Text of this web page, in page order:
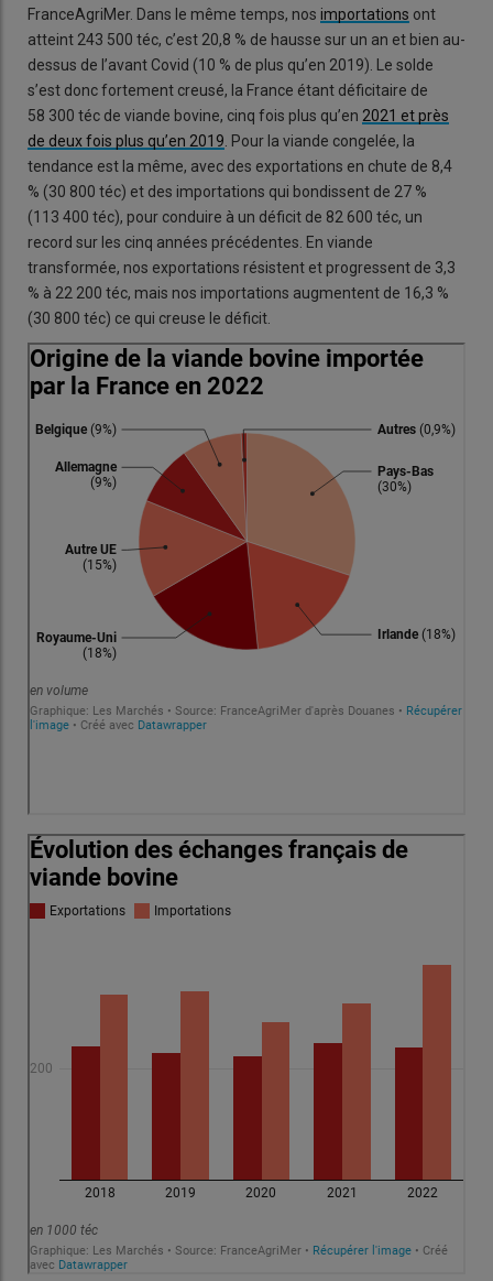
FranceAgriMer. Dans le même temps, nos importations ont
atteint 243 500 téc, c’est 20,8 % de hausse sur un an et bien au-
dessus de l’avant Covid (10 % de plus qu’en 2019). Le solde
s’est donc fortement creusé, la France étant déficitaire de
58 300 téc de viande bovine, cinq fois plus qu’en 2021 et près
de deux fois plus qu’en 2019 . Pour la viande congelée, la
tendance est la même, avec des exportations en chute de 8,4
% (30 800 téc) et des importations qui bondissent de 27 %
(113 400 téc), pour conduire à un déficit de 82 600 téc, un
record sur les cinq années précédentes. En viande
transformée, nos exportations résistent et progressent de 3,3
% à 22 200 téc, mais nos importations augmentent de 16,3 %
(30 800 téc) ce qui creuse le déficit.